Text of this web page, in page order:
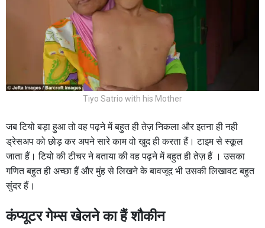
Tiyo Satrio with his Mother
जब टियो बड़ा हुआ तो वह पढ़ने में बहुत ही तेज़ निकला और इतना ही नही
ड्रेसअप को छोड़ कर अपने सारे काम वो खुद ही करता हैं। टाइम से स्कूल
जाता हैं। टियो की टीचर ने बताया की वह पढ़ने में बहुत ही तेज़ हैं । उसका
गणित बहुत ही अच्छा हैं और मुंह से लिखने के बावजूद भी उसकी लिखावट बहुत
सुंदर हैं।
कंप्यूटर गेम्स खेलने का हैं शौकीन